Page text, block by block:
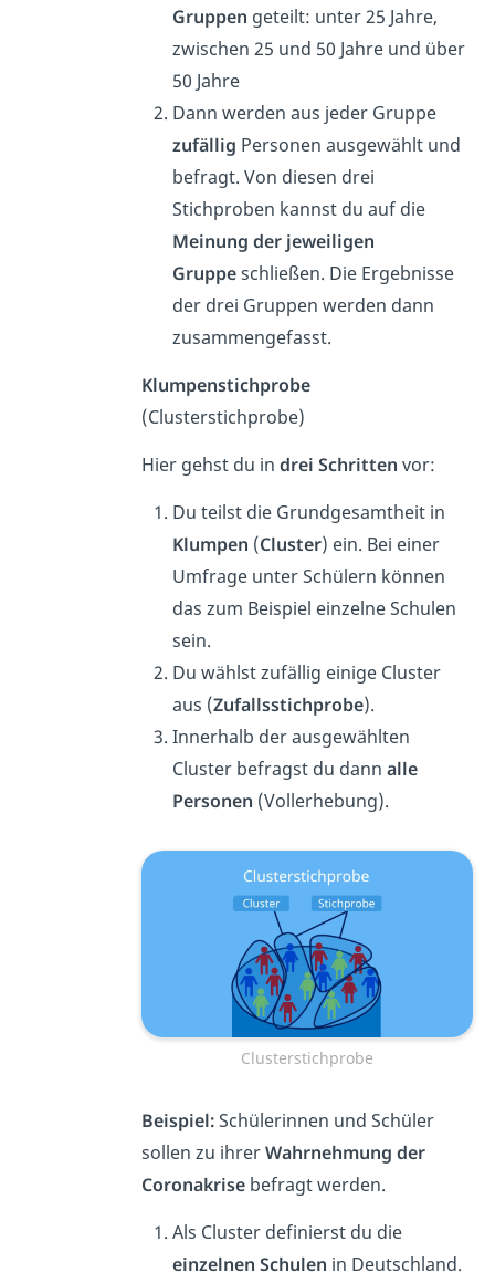
Gruppen geteilt: unter 25 Jahre,
zwischen 25 und 50 Jahre und über
50 Jahre
Dann werden aus jeder Gruppe
zufällig Personen ausgewählt und
befragt. Von diesen drei
Stichproben kannst du auf die
Meinung der jeweiligen
Gruppeschließen. Die Ergebnisse
der drei Gruppen werden dann
zusammengefasst.
Klumpenstichprobe
(Clusterstichprobe)
Hier gehst du in drei Schritten vor:
Du teilst die Grundgesamtheit in
Klumpen (Cluster) ein. Bei einer
Umfrage unter Schülern können
das zum Beispiel einzelne Schulen
sein.
Du wählst zufällig einige Cluster
aus (Zufallsstichprobe).
Innerhalb der ausgewählten
Cluster befragst du dann alle
Personen (Vollerhebung).
Clusterstichprobe
Beispiel:Schülerinnen und Schüler
sollen zu ihrerWahrnehmung der
Coronakrisebefragt werden.
Als Cluster definierst du die
einzelnen Schulen in Deutschland.